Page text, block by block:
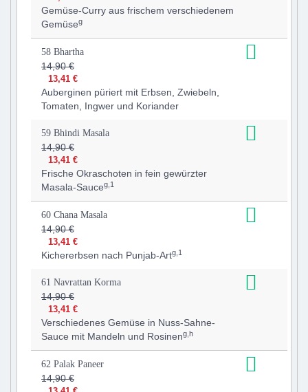
Gemüse-Curry aus frischem verschiedenem
Gemüseg
58 Bhartha
14,90 €
13,41 €
Auberginen püriert mit Erbsen, Zwiebeln,
Tomaten, Ingwer und Koriander
59 Bhindi Masala
14,90 €
13,41 €
Frische Okraschoten in fein gewürzter
Masala-Sauceg,1
60 Chana Masala
14,90 €
13,41 €
Kichererbsen nach Punjab-Artg,1
61 Navrattan Korma
14,90 €
13,41 €
Verschiedenes Gemüse in Nuss-Sahne-
Sauce mit Mandeln und Rosineng,h
62 Palak Paneer
14,90 €